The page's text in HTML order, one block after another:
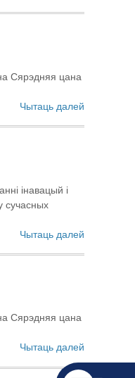
Сярэдняя цана
Чытаць далей
інавацый і
сучасных
Чытаць далей
Сярэдняя цана
Чытаць далей